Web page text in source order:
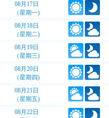
08月17日
（星期一)
08月18日
（星期二)
08月19日
（星期三)
08月20日
（星期四)
08月21日
（星期五)
08月22日